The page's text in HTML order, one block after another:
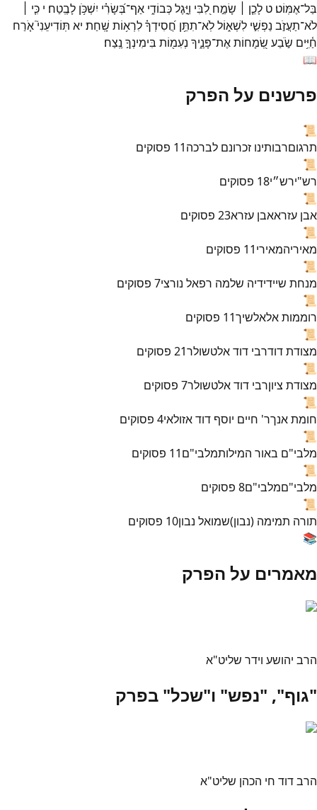
בַּל־אֶמּֽוֹט׃ ט לָכֵ֤ן ׀ שָׂמַ֣ח לִ֭בִּי וַיָּ֣גֶלכְּבוֹדִ֑י אַף־בְּ֝שָׂרִ֗י יִשְׁכֹּ֥ן לָבֶֽטַח׃ י כִּ֤י ׀
לֹא־תַעֲזֹ֣ב נַפְשִׁ֣י לִשְׁא֑וֹללֹֽא־תִתֵּ֥ן חֲ֝סִידְךָ֗לִרְא֥וֹת שָֽׁחַת׃ יא תּֽוֹדִיעֵנִי֮אֹ֤רַח
חַ֫יִּ֥ים שֹׂ֣בַע שְׂ֭מָחוֹתאֶת־פָּנֶ֑יךָ נְעִמ֖וֹת בִּימִינְךָ֣ נֶֽצַח׃
📖
פרשנים על הפרק
📜
תרגוםרבותינו זכרונם לברכה11 פסוקים
📜
רש"ירש״י18 פסוקים
📜
אבן עזראאבן עזרא23 פסוקים
📜
מאיריהמאירי11 פסוקים
📜
מנחת שיידידיה שלמה רפאל נורצי7 פסוקים
📜
רוממות אלאלשיך11 פסוקים
📜
מצודת דודרבי דוד אלטשולר21 פסוקים
📜
מצודת ציוןרבי דוד אלטשולר7 פסוקים
📜
חומת אנךר' חיים יוסף דוד אזולאי4 פסוקים
📜
מלבי"ם באור המילותמלבי"ם11 פסוקים
📜
מלבי"םמלבי"ם8 פסוקים
📜
תורה תמימה (נבון)שמואל נבון10 פסוקים
📚
מאמרים על הפרק
הרב יהושע וידר שליט"א
"גוף", "נפש" ו"שכל" בפרק
הרב דוד חי הכהן שליט"א